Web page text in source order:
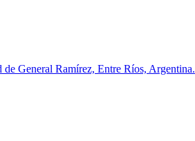
General Ramírez, Entre Ríos, Argentina.